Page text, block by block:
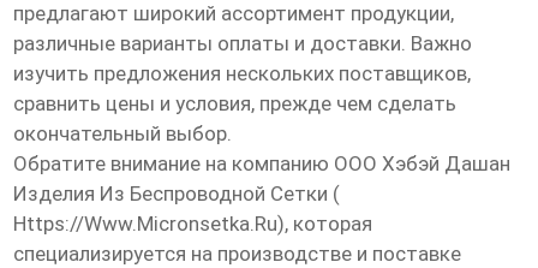
предлагают широкий ассортимент продукции,
различные варианты оплаты и доставки. Важно
изучить предложения нескольких поставщиков,
сравнить цены и условия, прежде чем сделать
окончательный выбор.
Обратите внимание на компанию ООО Хэбэй Дашан
Изделия Из Беспроводной Сетки (
Https://www.micronsetka.ru), которая
специализируется на производстве и поставке